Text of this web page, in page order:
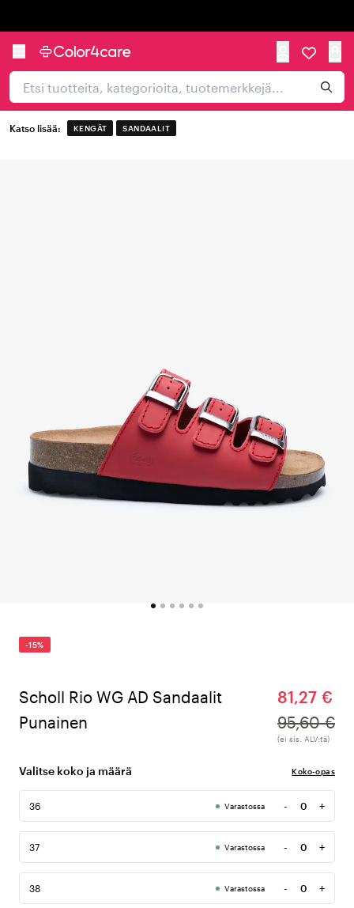
Katso lisää: KENGÄT SANDAALIT
-15%
Scholl Rio WG AD Sandaalit
Punainen
81,27 €
95,60 €
(ei sis. ALV:tä)
Valitse koko ja määrä Koko-opas
36 Varastossa -
Määrä
+
37 Varastossa -
Määrä
+
38 Varastossa -
Määrä
+